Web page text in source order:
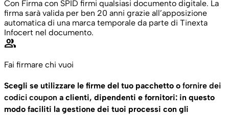
Con Firma con SPID firmi qualsiasi documento digitale. La
firma sarà valida per ben 20 anni grazie all’apposizione
automatica di una marca temporale da parte di Tinexta
Infocert nel documento.
group
Fai firmare chi vuoi
Scegli se utilizzare le firme del tuo pacchetto o fornire dei
codici coupon a clienti, dipendenti e fornitori: in questo
modo faciliti la gestione dei tuoi processi con gli